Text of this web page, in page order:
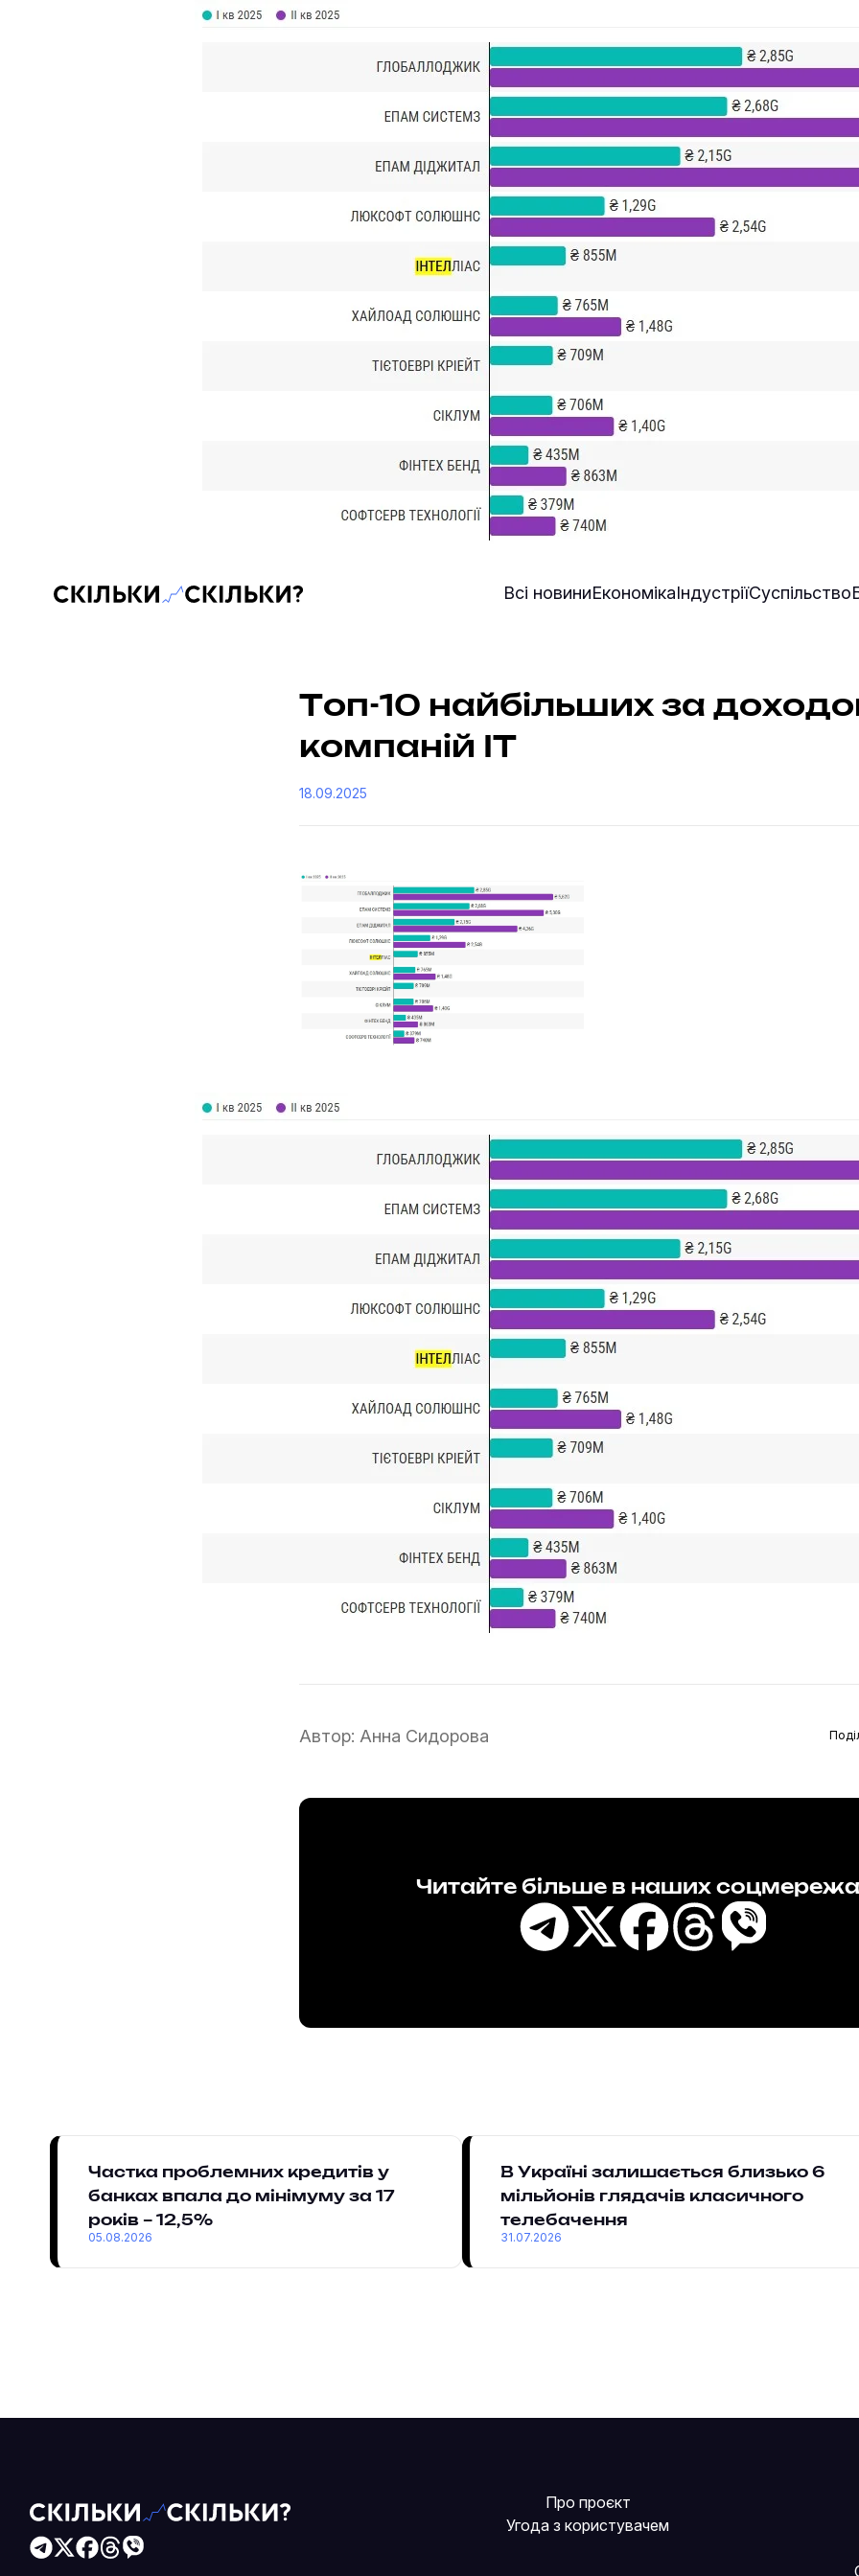
Скільки-скільки? — Медіа про суспільні дані Всі новиниЕкономікаІндустріїСуспільство
Топ-10 найбільших за
компаній IT
18.09.2025
Автор: Анна Сидорова
Читайте більше в наших
Частка проблемних кредитів у
банках впала до мінімуму за 17
років – 12,5%
05.08.2026
В Україні залишається близько 6
мільйонів глядачів класичного
телебачення
31.07.2026
Читайте більше в наших соцмережах
Про проєкт
Угода з користувачем